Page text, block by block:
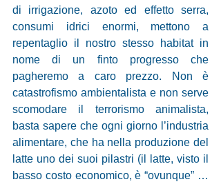
di irrigazione, azoto ed effetto serra,
consumi idrici enormi, mettono a
repentaglio il nostro stesso habitat in
nome di un finto progresso che
pagheremo a caro prezzo. Non è
catastrofismo ambientalista e non serve
scomodare il terrorismo animalista,
basta sapere che ogni giorno l’industria
alimentare, che ha nella produzione del
latte uno dei suoi pilastri (il latte, visto il
basso costo economico, è “ovunque” …